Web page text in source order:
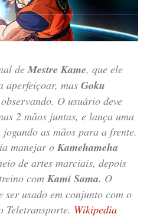
deMestre Kame, que ele
aperfeiçoar, mas Goku
O usuário deve
2 mãos juntas, e lança uma
as mãos para a frente.
manejar oKamehameha
de artes marciais, depois
comKami Sama. O
ser usado em conjunto com o
Teletransporte. Wikipedia